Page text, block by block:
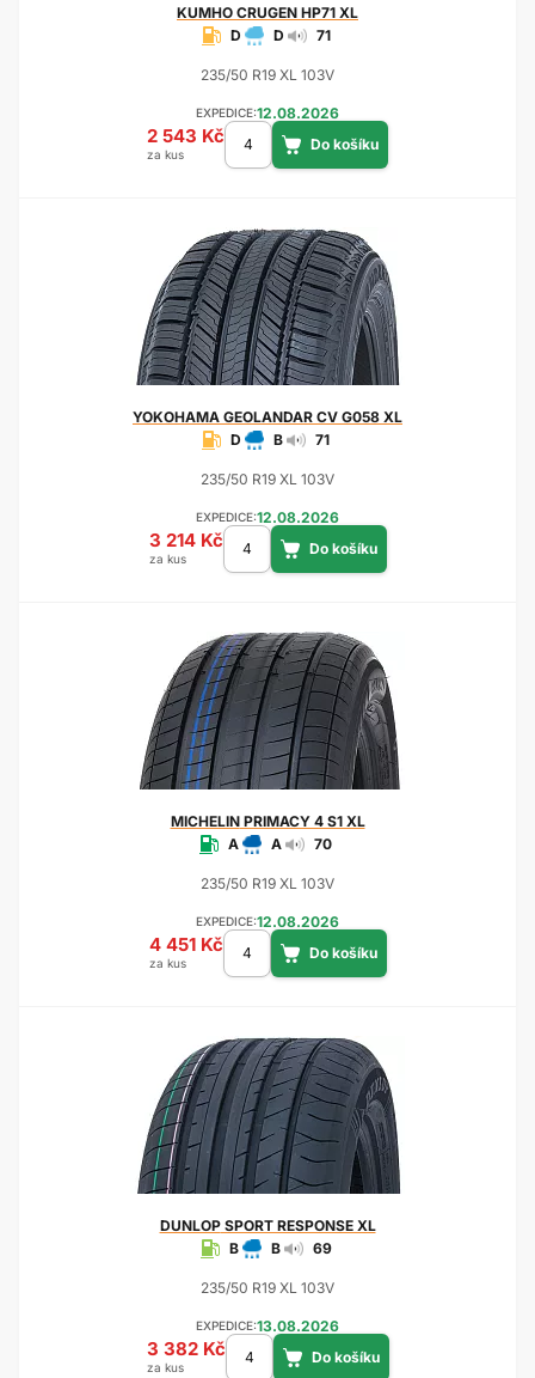
KUMHO CRUGEN HP71 XL
D
D 71
235/50 R19 XL 103V
EXPEDICE:12.08.2026
2 543 Kč
za kus
YOKOHAMA GEOLANDAR CV G058 XL
D
B 71
235/50 R19 XL 103V
EXPEDICE:12.08.2026
3 214 Kč
za kus
MICHELINPRIMACY 4 S1 XL
A
A 70
235/50 R19 XL 103V
EXPEDICE:12.08.2026
4 451 Kč
za kus
DUNLOPSPORT RESPONSE XL
B
B 69
235/50 R19 XL 103V
EXPEDICE:13.08.2026
3 382 Kč
za kus